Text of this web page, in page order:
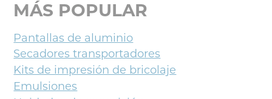
MÁS POPULAR
Pantallas de aluminio
Secadores transportadores
Kits de impresión de bricolaje
Emulsiones